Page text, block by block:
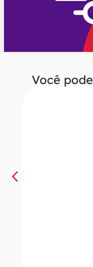
Você pode